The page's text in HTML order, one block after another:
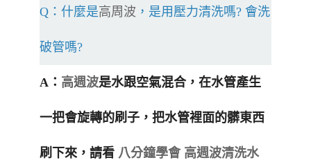
Q：什麼是高周波 ，是用壓力清洗嗎? 會洗
破管嗎?
A： 高週波是水跟空氣混合，在水管產生
一把會旋轉的刷子，把水管裡面的髒東西
刷下來，請看 八分鐘學會 高週波清洗水